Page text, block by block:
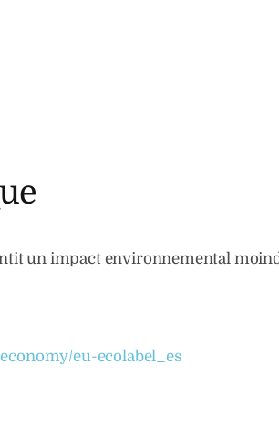
un impact environnemental
eu-ecolabel_es